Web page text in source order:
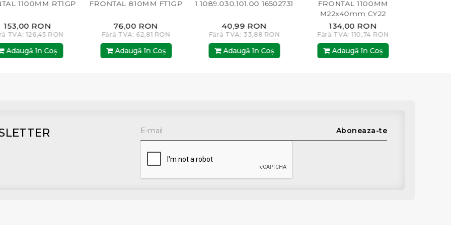
1100MM RT1GP
RON
126,45 RON
în Coş
FRONTAL 810MM FT1GP
76,00 RON
Fără TVA: 62,81 RON
Adaugă în Coş
1.1089.030.101.00 16502731
40,99 RON
Fără TVA: 33,88 RON
Adaugă în Coş
FRONTAL 1100MM
M22x40mm CY22
134,00 RON
Fără TVA: 110,74 RON
Adaugă în Coş
Aboneaza-te